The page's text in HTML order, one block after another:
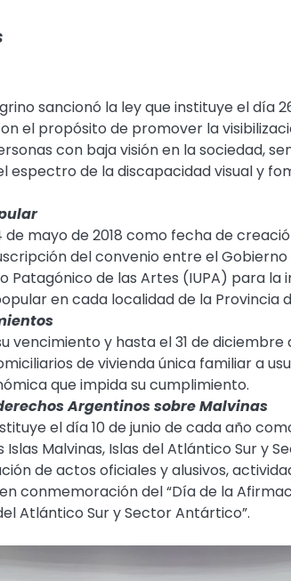
sancionó la ley que instituye el día
el propósito de promover la
con baja visión en la sociedad,
espectro de la discapacidad visual y
de mayo de 2018 como fecha de
del convenio entre el Gobierno
Patagónico de las Artes (IUPA) para
en cada localidad de la Provincia
vencimiento y hasta el 31 de diciembre
de vivienda única familiar a
que impida su cumplimiento.
Argentinos sobre Malvinas
el día 10 de junio de cada año
Malvinas, Islas del Atlántico Sur y
de actos oficiales y alusivos,
conmemoración del “Día de la
Atlántico Sur y Sector Antártico”.